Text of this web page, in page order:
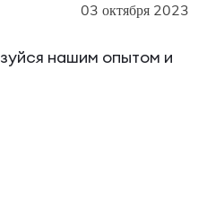
03 октября 2023
нашим опытом и